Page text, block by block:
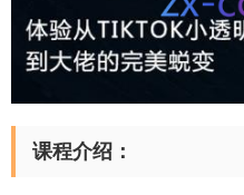
课程介绍：